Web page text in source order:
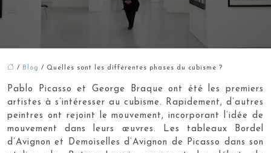
/ Blog / Quelles sont les différentes phases du cubisme ?
Pablo Picasso et George Braque ont été les premiers
artistes à s’intéresser au cubisme. Rapidement, d’autres
peintres ont rejoint le mouvement, incorporant l’idée de
mouvement dans leurs œuvres. Les tableaux Bordel
d’Avignon et Demoiselles d’Avignon de Picasso dans son